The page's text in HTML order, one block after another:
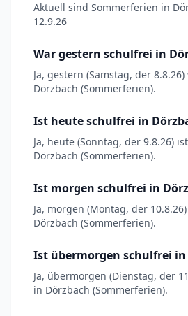
Aktuell sind Sommerferien in
12.9.26
War gestern schulfrei in
Ja, gestern (Samstag, der
Dörzbach (Sommerferien).
Ist heute schulfrei in
Ja, heute (Sonntag, der 9.8.26)
Dörzbach (Sommerferien).
Ist morgen schulfrei in
Ja, morgen (Montag, der
Dörzbach (Sommerferien).
Ist übermorgen schulfrei in
Ja, übermorgen (Dienstag, der
in Dörzbach (Sommerferien).